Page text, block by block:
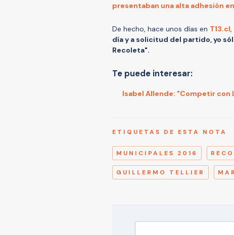
presentaban una alta adhesión
De hecho, hace unos días en T13.cl,
día y a solicitud del partido, yo
Recoleta".
Te puede interesar:
Isabel Allende: "Competir con
ETIQUETAS DE ESTA NOTA
MUNICIPALES 2016
GUILLERMO TELLIER